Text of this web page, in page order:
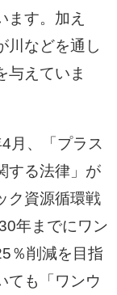
ます。加え
川などを通し
与えていま
月、「プラス
する法律」が
ク資源循環戦
年までにワン
％削減を目指
ても「ワンウ